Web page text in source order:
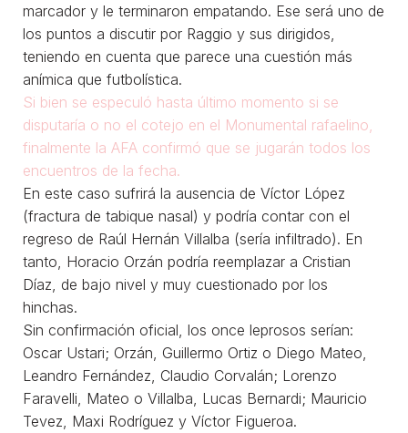
marcador y le terminaron empatando. Ese será uno de
los puntos a discutir por Raggio y sus dirigidos,
teniendo en cuenta que parece una cuestión más
anímica que futbolística.
Si bien se especuló hasta último momento si se
disputaría o no el cotejo en el Monumental rafaelino,
finalmente la AFA confirmó que se jugarán todos los
encuentros de la fecha.
En este caso sufrirá la ausencia de Víctor López
(fractura de tabique nasal) y podría contar con el
regreso de Raúl Hernán Villalba (sería infiltrado). En
tanto, Horacio Orzán podría reemplazar a Cristian
Díaz, de bajo nivel y muy cuestionado por los
hinchas.
Sin confirmación oficial, los once leprosos serían:
Oscar Ustari; Orzán, Guillermo Ortiz o Diego Mateo,
Leandro Fernández, Claudio Corvalán; Lorenzo
Faravelli, Mateo o Villalba, Lucas Bernardi; Mauricio
Tevez, Maxi Rodríguez y Víctor Figueroa.